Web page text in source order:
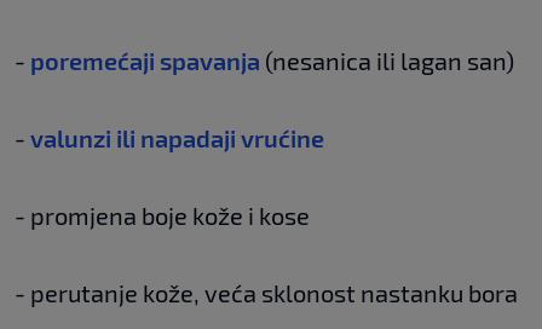
- poremećaji spavanja (nesanica ili lagan san)
- valunzi ili napadaji vrućine
- promjena boje kože i kose
- perutanje kože, veća sklonost nastanku bora